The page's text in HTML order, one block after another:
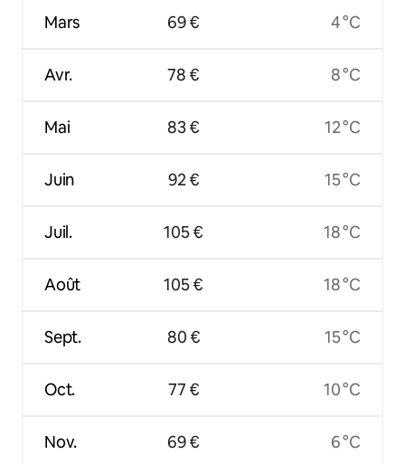
Mars
Avr.
Mai
Juin
Juil.
Août
Sept.
Oct.
Nov.
69 €
78 €
83 €
92 €
105 €
105 €
80 €
77 €
69 €
4 °C
8 °C
12 °C
15 °C
18 °C
18 °C
15 °C
10 °C
6 °C